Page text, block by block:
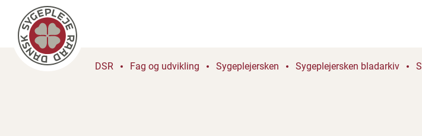
DSR Fag og udvikling Sygeplejersken Sygeplejersken bladarkiv